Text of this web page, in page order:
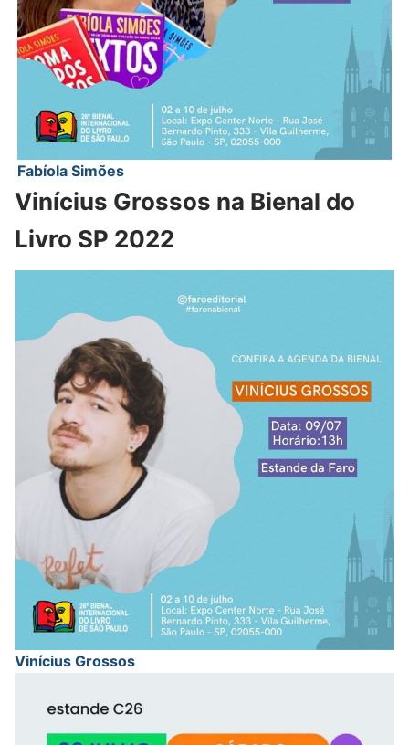
Fabíola Simões
Vinícius Grossos na Bienal do
Livro SP 2022
Vinícius Grossos